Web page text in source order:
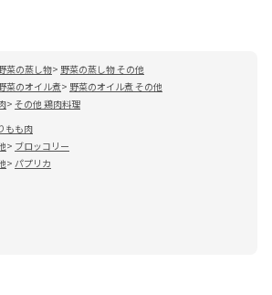
菜の蒸し物
野菜の蒸し物 その他
菜のオイル煮
野菜のオイル煮 その他
その他 鶏肉料理
もも肉
ブロッコリー
パプリカ